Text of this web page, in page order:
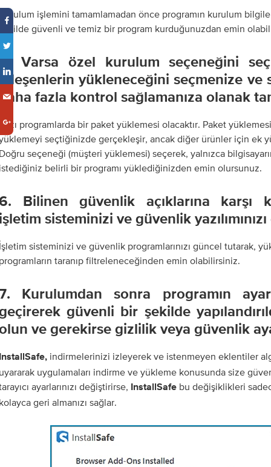
işlemini tamamlamadan önce programın kurulum
güvenli ve temiz bir program kurduğunuzdan emin
Varsa özel kurulum seçeneğini
yükleneceğini seçmenize ve
fazla kontrol sağlamanıza olanak
programlarda bir paket yüklemesi olacaktır. Paket
seçtiğinizde gerçekleşir, ancak diğer ürünler için ek
seçeneği (müşteri yüklemesi) seçerek, yalnızca
belirli bir programı yüklediğinizden emin olursunuz.
Bilinen güvenlik açıklarına karşı
sisteminizi ve güvenlik
sisteminizi ve güvenlik programlarınızı güncel tutarak,
taranıp filtreleneceğinden emin olabilirsiniz.
Kurulumdan sonra programın
güvenli bir şekilde
ve gerekirse gizlilik veya güvenlik
indirmelerinizi izleyerek ve istenmeyen eklentiler
uygulamaları indirme ve yükleme konusunda size
ayarlarınızı değiştirirse,
InstallSafe bu değişiklikleri
geri almanızı sağlar.